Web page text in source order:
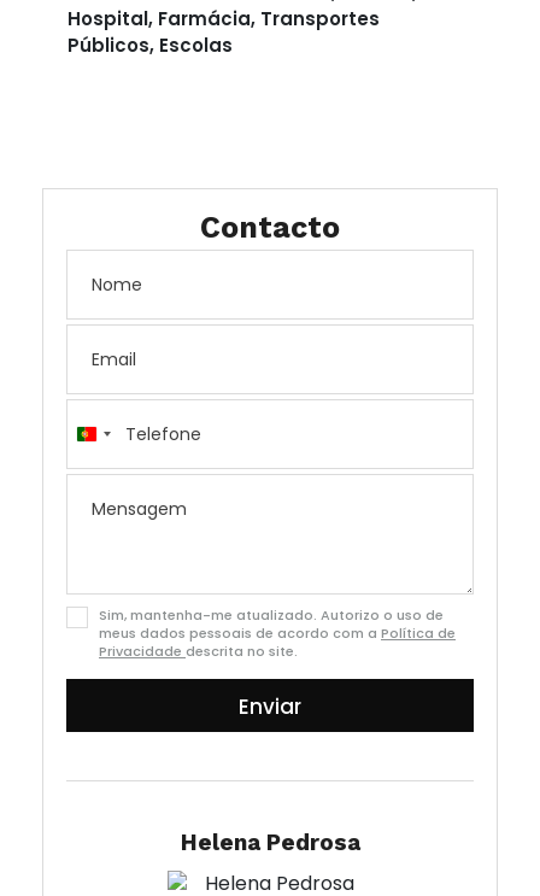
Hospital, Farmácia, Transportes
Públicos, Escolas
Contacto
Portugal
+351
Sim, mantenha-me atualizado. Autorizo o uso de
meus dados pessoais de acordo com a Política de
Privacidade descrita no site.
Enviar
Helena Pedrosa